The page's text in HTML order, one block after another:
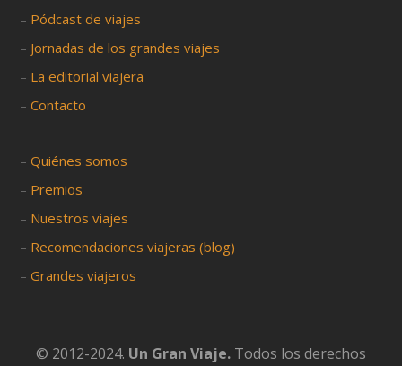
– Pódcast de viajes
– Jornadas de los grandes viajes
– La editorial viajera
–Contacto
–Quiénes somos
– Premios
– Nuestros viajes
– Recomendaciones viajeras (blog)
–Grandes viajeros
© 2012-2024. Un Gran Viaje. Todos los derechos